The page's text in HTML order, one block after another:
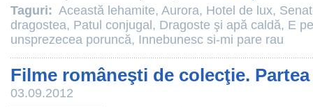
Taguri: Această lehamite, Aurora, Hotel de lux,
dragostea, Patul conjugal , Dragoste şi apă caldă, E
unsprezecea poruncă, Innebunesc si-mi pare rau
Filme româneşti de colecţie. Partea
03.09.2012